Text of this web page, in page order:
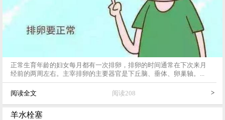
正常生育年龄的妇女每月都有一次排卵，排卵的时间通常在下次来月
经前的两周左右。主宰排卵的主要器官是下丘脑、垂体、卵巢轴。...
阅读全文 阅读208 >
羊水栓塞